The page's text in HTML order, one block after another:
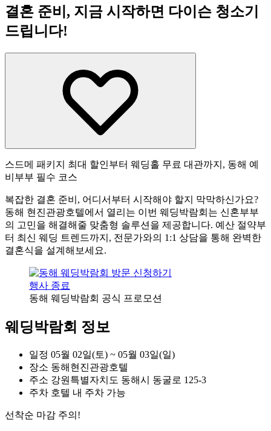
결혼 준비, 지금 시작하면 다이슨 청소기
드립니다!
스드메 패키지 최대 할인부터 웨딩홀 무료 대관까지, 동해 예
비부부 필수 코스
복잡한 결혼 준비, 어디서부터 시작해야 할지 막막하신가요?
동해 현진관광호텔에서 열리는 이번 웨딩박람회는 신혼부부
의 고민을 해결해줄 맞춤형 솔루션을 제공합니다. 예산 절약부
터 최신 웨딩 트렌드까지, 전문가와의 1:1 상담을 통해 완벽한
결혼식을 설계해보세요.
행사 종료
동해 웨딩박람회 공식 프로모션
웨딩박람회 정보
일정 05월 02일(토) ~ 05월 03일(일)
장소 동해현진관광호텔
주소 강원특별자치도 동해시 동굴로 125-3
주차 호텔 내 주차 가능
선착순 마감 주의!